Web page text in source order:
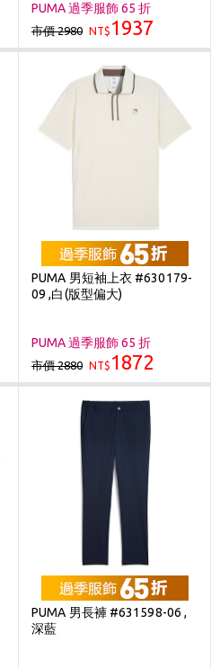
PUMA 過季服飾 65 折
市價 2980 NT$ 1937
PUMA 男短袖上衣 #630179-
09 ,白(版型偏大)
PUMA 過季服飾 65 折
市價 2880 NT$ 1872
PUMA 男長褲 #631598-06 ,
深藍